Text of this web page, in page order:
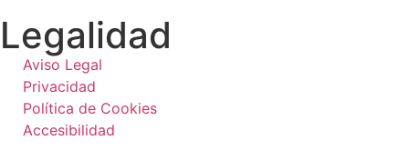
Legalidad
Aviso Legal
Privacidad
Política de Cookies
Accesibilidad